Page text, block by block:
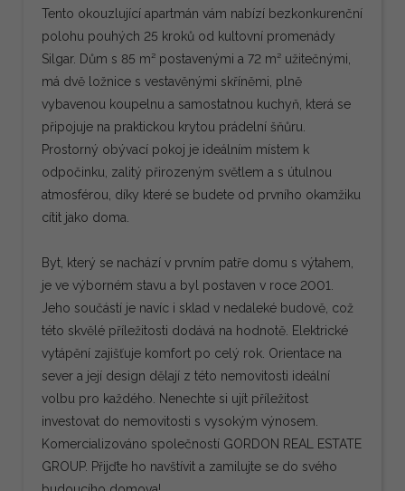
Tento okouzlující apartmán vám nabízí bezkonkurenční
polohu pouhých 25 kroků od kultovní promenády
Silgar. Dům s 85 m² postavenými a 72 m² užitečnými,
má dvě ložnice s vestavěnými skříněmi, plně
vybavenou koupelnu a samostatnou kuchyň, která se
připojuje na praktickou krytou prádelní šňůru.
Prostorný obývací pokoj je ideálním místem k
odpočinku, zalitý přirozeným světlem a s útulnou
atmosférou, díky které se budete od prvního okamžiku
cítit jako doma.
Byt, který se nachází v prvním patře domu s výtahem,
je ve výborném stavu a byl postaven v roce 2001.
Jeho součástí je navíc i sklad v nedaleké budově, což
této skvělé příležitosti dodává na hodnotě. Elektrické
vytápění zajišťuje komfort po celý rok. Orientace na
sever a její design dělají z této nemovitosti ideální
volbu pro každého. Nenechte si ujít příležitost
investovat do nemovitosti s vysokým výnosem.
Komercializováno společností GORDON REAL ESTATE
GROUP. Přijďte ho navštívit a zamilujte se do svého